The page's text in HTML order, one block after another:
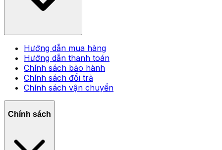
Hướng dẫn mua hàng
Hướng dẫn thanh toán
Chính sách bảo hành
Chính sách đổi trả
Chính sách vận chuyển
Chính sách